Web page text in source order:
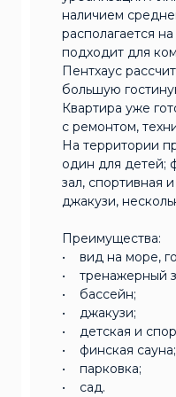
наличием
располагается
подходит для
Пентхаус
большую
Квартира уже
с ремонтом,
На территории
один для детей;
зал, спортивная
джакузи,
Преимущества:
• вид на море,
• тренажерный
• бассейн;
• джакузи;
• детская и
• финская сауна;
• парковка;
• сад.